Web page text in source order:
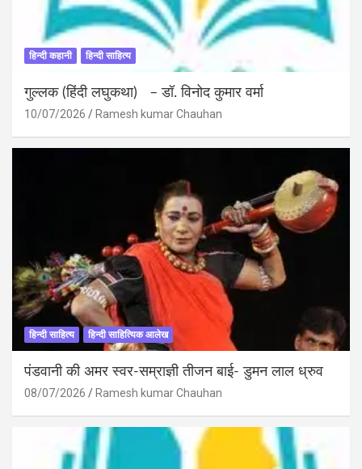
हिन्दी कहानी हिन्दी साहित्य
गुल्लक (हिंदी लघुकथा) – डॉ. विनोद कुमार वर्मा
10/07/2026 Ramesh kumar Chauhan
हिन्दी साहित्य हिन्दी साहित्यिक आलेख
पंडवानी की अमर स्वर-सम्राज्ञी तीजन बाई- डुमन लाल ध्रुव
08/07/2026 Ramesh kumar Chauhan